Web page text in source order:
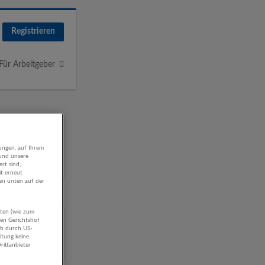
Registrieren
Für Arbeitgeber
auf Ihrem
unsere
sind,
erneut
unten auf der
(wie zum
Gerichtshof
durch US-
keine